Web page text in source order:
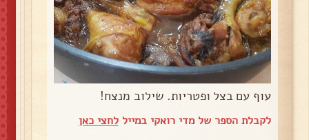
עוף עם בצל ופטריות. שילוב מנצח!
לקבלת הספר של מדי רואקי במייללחצי כאן